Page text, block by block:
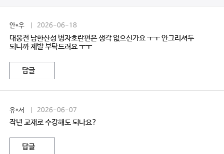
안*우 | 2026-06-18
대웅전 남한산성 병자호란편은 생각 없으신가요 ㅜㅜ 안그리셔두
되니까 제발 부탁드려요 ㅜㅜ
답글
유*서 | 2026-06-07
작년 교재로 수강해도 되나요?
답글